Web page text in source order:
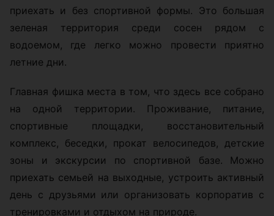
приехать и без спортивной формы. Это большая
зеленая территория среди сосен рядом с
водоемом, где легко можно провести приятно
летние дни.
Главная фишка места в том, что здесь все собрано
на одной территории. Проживание, питание,
спортивные площадки, восстановительный
комплекс, беседки, прокат велосипедов, детские
зоны и экскурсии по спортивной базе. Можно
приехать семьей на выходные, устроить активный
день с друзьями или организовать корпоратив с
тренировками и отдыхом на природе.